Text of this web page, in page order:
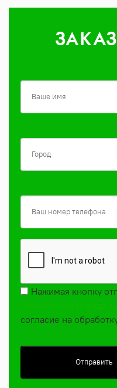
Нажимая кнопку
согласие на
Отправить